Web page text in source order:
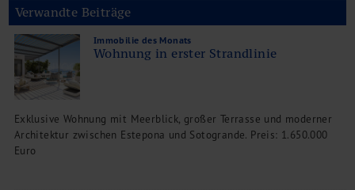
Verwandte Beiträge
Immobilie des Monats
Wohnung in erster Strandlinie
Exklusive Wohnung mit Meerblick, großer Terrasse und moderner
Architektur zwischen Estepona und Sotogrande. Preis: 1.650.000
Euro